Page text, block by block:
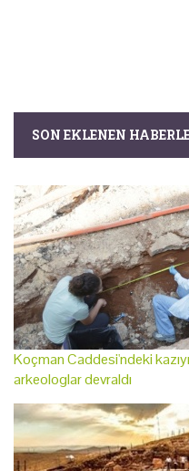
SON EKLENEN
Koçman Caddesi'ndeki
arkeologlar devraldı